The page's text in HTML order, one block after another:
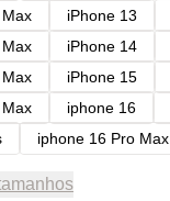
iPhone 13
iPhone 14
iPhone 15
iphone 16
iphone 16 Pro Max